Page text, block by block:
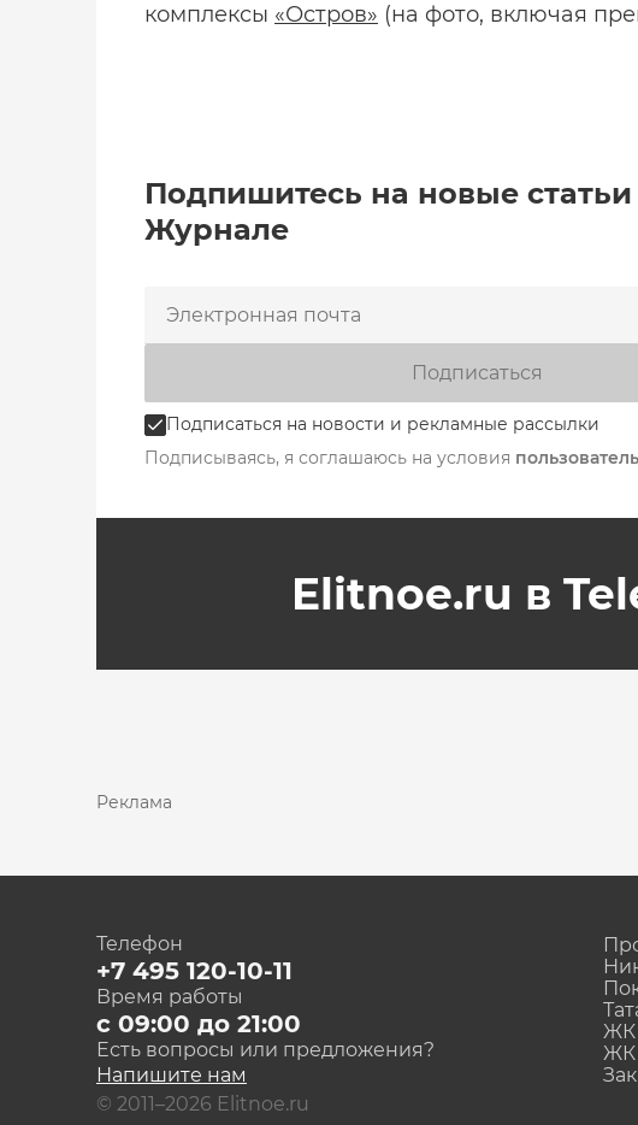
комплексы «Остров» (на фото, включая
Подпишитесь на новые
Журнале
Подписаться на новости и рекламные рассылки
Подписаться
Подписываясь, я соглашаюсь на условия
Elitnoe.ru в
Реклама
Телефон
+7 495 120-10-11
Время работы
с 09:00 до 21:00
Есть вопросы или предложения?
Напишите нам
© 2011–2026 Elitnoe.ru
ЖК
ЖК